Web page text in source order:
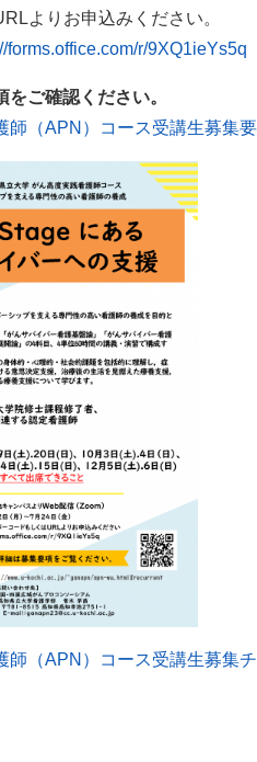
よりお申込みください。
forms.office.com/r/9XQ1ieYs5q
ご確認ください。
師（APN）コース受講生募集
師（APN）コース受講生募集